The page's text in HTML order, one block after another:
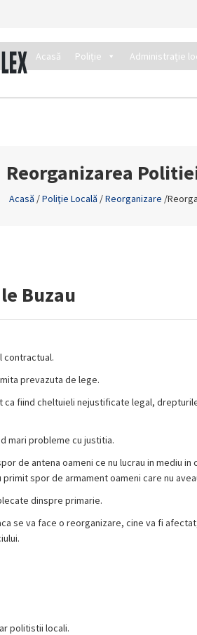
Acasă Poliție Administrație
Reorganizarea
Acasă /Poliţie Locală /Reorganizare /
Buzau
contractual.
prevazuta de lege.
fiind cheltuieli nejustificate legal,
mari probleme cu justitia.
de antena oameni ce nu lucrau in mediu in
spor de armament oameni care nu
dinspre primarie.
se va face o reorganizare, cine va fi
politistii locali.